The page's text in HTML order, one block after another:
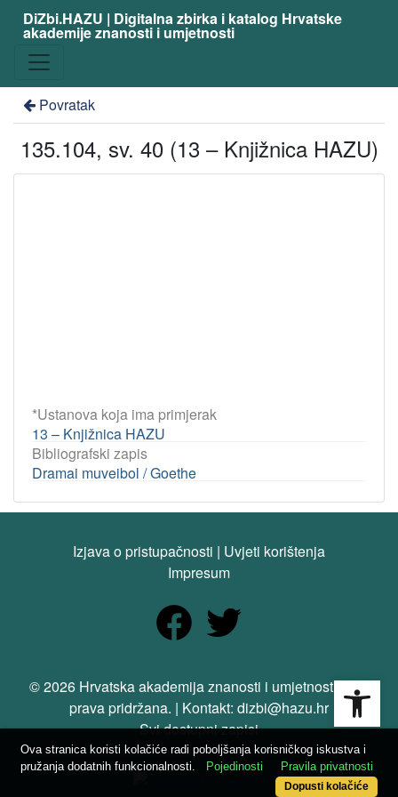
DiZbi.HAZU | Digitalna zbirka i katalog Hrvatske
akademije znanosti i umjetnosti
Povratak
135.104, sv. 40 (13 – Knjižnica HAZU)
*Ustanova koja ima primjerak
13 – Knjižnica HAZU
Bibliografski zapis
Dramai muveibol / Goethe
Izjava o pristupačnosti | Uvjeti korištenja
Impresum
© 2026 Hrvatska akademija znanosti i umjetnosti. Sva
prava pridržana. | Kontakt: dizbi@hazu.hr
Svi dostupni zapisi
Ova stranica koristi kolačiće radi poboljšanja korisničkog iskustva i
pružanja dodatnih funkcionalnosti.
Pojedinosti Pravila privatnosti
Dopusti kolačiće